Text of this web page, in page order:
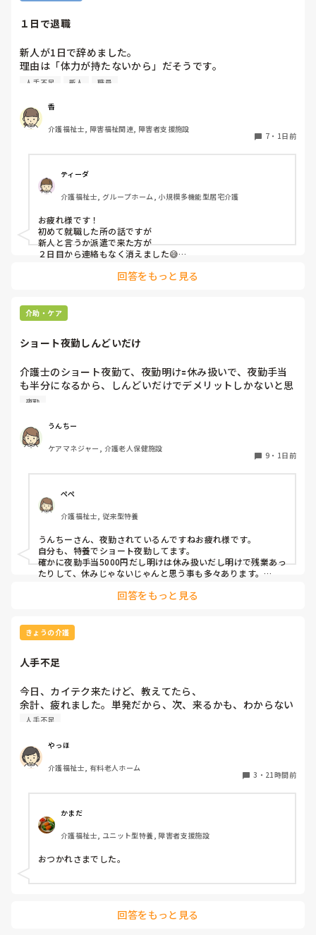
１日で退職
新人が1日で辞めました。
理由は「体力が持たないから」だそうです。
皆さんはありますか？
人手不足 新人 職員
香
介護福祉士, 障害福祉関連, 障害者支援施設
7 ・ 1日前
ティーダ
介護福祉士, グループホーム, 小規模多機能型居宅介護
お疲れ様です！
初めて就職した所の話ですが
新人と言うか派遣で来た方が
２日目から連絡もなく消えました😅
1日で辞めた派遣さんは
正しいと思いました🤭
まぁ、理由も言わずに来なかったのは
回答をもっと見る
介助・ケア
ショート夜勤しんどいだけ
介護士のショート夜勤て、夜勤明け🟰休み扱いで、夜勤手当
も半分になるから、しんどいだけでデメリットしかないと思
うんですが？
したがら今だにしてる施設とかあるし、中には従来型でして
るとこもありました。
介護士にとってはデメリットしか無いが、経営者からは夜勤
今は特養以外、このショート夜勤はしてない印象ですが。。
夜勤
うんちー
ケアマネジャー, 介護老人保健施設
9 ・ 1日前
ぺぺ
介護福祉士, 従来型特養
うんちーさん、夜勤されているんですねお疲れ様です。
自分も、特養でショート夜勤してます。
確かに夜勤手当5000円だし明けは休み扱いだし明けで残業あっ
たりして、休みじゃないじゃんと思う事も多々あります。
あります。２２時から7時までが夜勤です。ロング夜勤だと、
間近くかけて通勤しているため子供が学校から帰る前に家を出
て学校行ったあと帰るようになってしまい色々不都合が出てし
もう何年かしたら、気にならなくなるのだと思うのですが、も
回答をもっと見る
きょうの介護
人手不足
今日、カイテク来たけど、教えてたら、
余計、疲れました。単発だから、次、来るかも、わからない
し、仕事が、増えた感じです。
人手不足
やっほ
介護福祉士, 有料老人ホーム
3 ・ 21時間前
かまだ
介護福祉士, ユニット型特養, 障害者支援施設
おつかれさまでした。
回答をもっと見る